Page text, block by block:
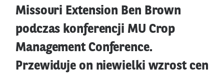
Missouri Extension Ben Brown
podczas konferencji MU Crop
Management Conference.
Przewiduje on niewielki wzrost cen